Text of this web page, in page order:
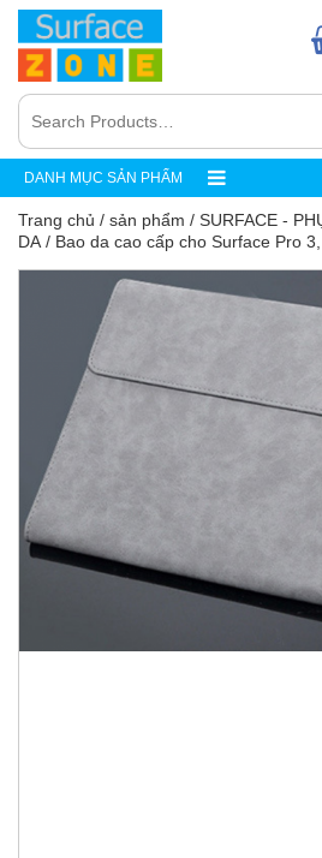
DANH MỤC SẢN PHẨM
Trang chủ / sản phẩm / SURFACE -
DA / Bao da cao cấp cho Surface Pro